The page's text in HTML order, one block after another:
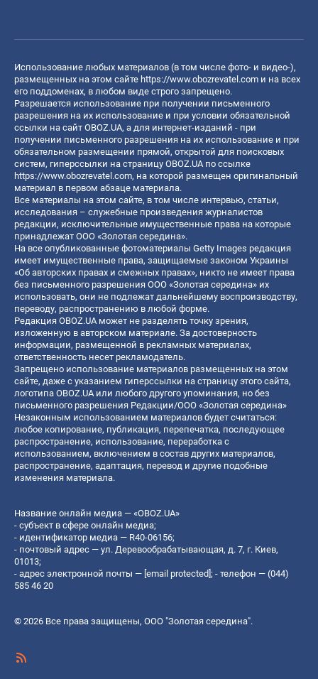
Использование любых материалов (в том числе фото- и видео-),
размещенных на этом сайте https://www.obozrevatel.com и на всех
его поддоменах, в любом виде строго запрещено.
Разрешается использование при получении письменного
разрешения на их использование и при условии обязательной
ссылки на сайт OBOZ.UA, а для интернет-изданий - при
получении письменного разрешения на их использование и при
обязательном размещении прямой, открытой для поисковых
систем, гиперссылки на страницу OBOZ.UA по ссылке
https://www.obozrevatel.com, на которой размещен оригинальный
материал в первом абзаце материала.
Все материалы на этом сайте, в том числе интервью, статьи,
исследования – служебные произведения журналистов
редакции, исключительные имущественные права на которые
принадлежат ООО «Золотая середина».
На все опубликованные фотоматериалы Getty Images редакция
имеет имущественные права, защищаемые законом Украины
«Об авторских правах и смежных правах», никто не имеет права
без письменного разрешения ООО «Золотая середина» их
использовать, они не подлежат дальнейшему воспроизводству,
переводу, распространению в любой форме.
Редакция OBOZ.UA может не разделять точку зрения,
изложенную в авторском материале. За достоверность
информации, размещенной в рекламных материалах,
ответственность несет рекламодатель.
Запрещено использование материалов размещенных на этом
сайте, даже с указанием гиперссылки на страницу этого сайта,
логотипа OBOZ.UA или любого другого упоминания, но без
письменного разрешения Редакции/ООО «Золотая середина»
Незаконным использованием материалов будет считаться:
любое копирование, публикация, перепечатка, последующее
распространение, использование, переработка с
использованием, включением в состав других материалов,
распространение, адаптация, перевод и другие подобные
изменения материала.
Название онлайн медиа — «OBOZ.UA»
- субъект в сфере онлайн медиа;
- идентификатор медиа — R40-06156;
- почтовый адрес — ул. Деревообрабатывающая, д. 7, г. Киев,
01013;
- адрес электронной почты — [email protected]; - телефон — (044)
585 46 20
© 2026 Все права защищены, ООО "Золотая середина".